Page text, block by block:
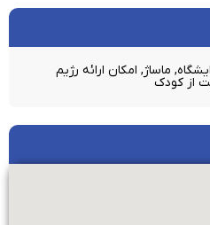
ماساژ, امکان ارائه رژیم
از کودک